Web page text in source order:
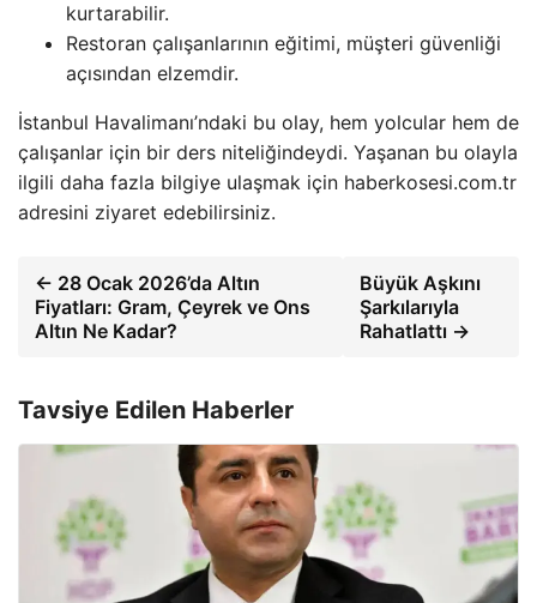
kurtarabilir.
Restoran çalışanlarının eğitimi, müşteri güvenliği
açısından elzemdir.
İstanbul Havalimanı’ndaki bu olay, hem yolcular hem de
çalışanlar için bir ders niteliğindeydi. Yaşanan bu olayla
ilgili daha fazla bilgiye ulaşmak için haberkosesi.com.tr
adresini ziyaret edebilirsiniz.
← 28 Ocak 2026’da Altın
Fiyatları: Gram, Çeyrek ve Ons
Altın Ne Kadar?
Büyük Aşkını
Şarkılarıyla
Rahatlattı →
Tavsiye Edilen Haberler